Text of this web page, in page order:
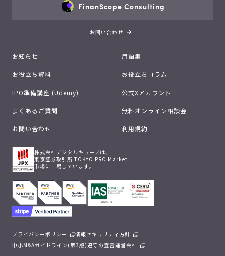
FinanScope Consulting
お問い合わせ
お知らせ 用語集
お役立ち資料 お役立ちコラム
IPO準備講座 (Udemy) 公式Xアカウント
よくあるご質問 無料オンライン相談会
お問い合わせ 利用規約
株式会社デジタルキューブは、
東京証券取引所 TOKYO PRO Market
市場に上場しています。
プライバシーポリシー
情報セキュリティ方針
中小M&Aガイドライン(第3版)遵守の宣言運営会社